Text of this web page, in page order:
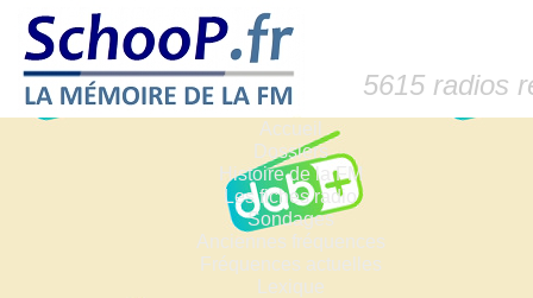
5615 radios
Accueil
Dossiers
Histoire de la FM
Les fiches radio
Sondages
Anciennes fréquences
Fréquences actuelles
Lexique